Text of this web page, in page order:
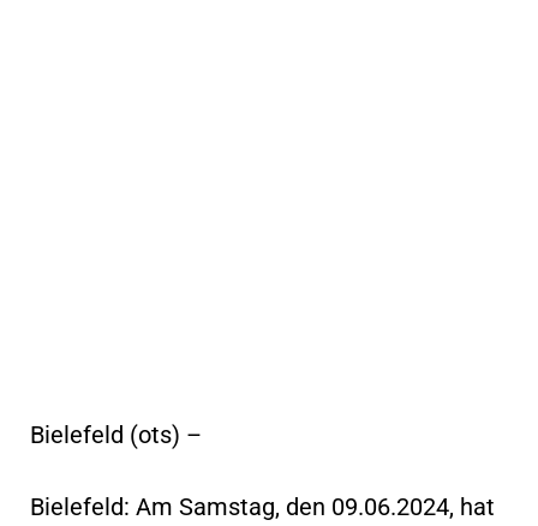
Bielefeld (ots) –
Bielefeld: Am Samstag, den 09.06.2024, hat